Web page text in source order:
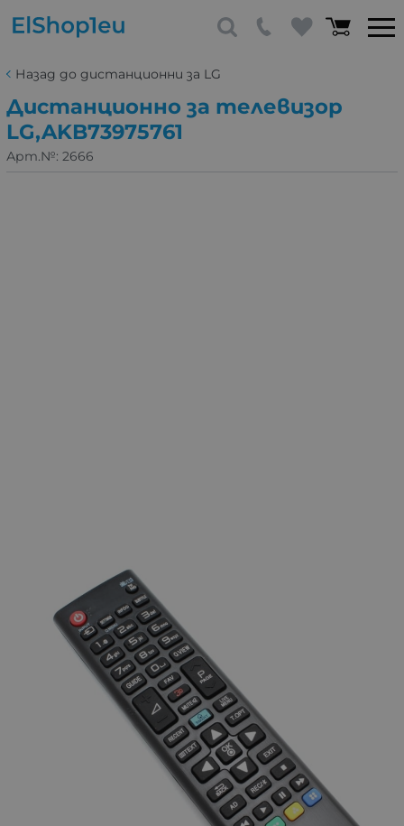
Назад до дистанционни за LG
Дистанционно за телевизор
LG,AKB73975761
Арт.№: 2666